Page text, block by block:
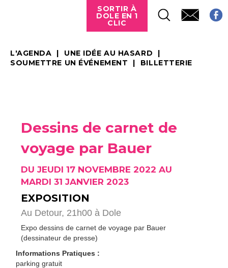
SORTIR À
DOLE EN 1
CLIC
L'AGENDA
UNE IDÉE AU HASARD
SOUMETTRE UN ÉVÉNEMENT
BILLETTERIE
Dessins de carnet de
voyage par Bauer
DU JEUDI 17 NOVEMBRE 2022 AU
MARDI 31 JANVIER 2023
EXPOSITION
Au Detour, 21h00 à Dole
Expo dessins de carnet de voyage par Bauer
(dessinateur de presse)
Informations Pratiques :
parking gratuit